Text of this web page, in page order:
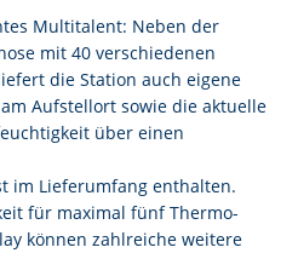
Multitalent: Neben der
mit 40 verschiedenen
die Station auch eigene
Aufstellort sowie die aktuelle
über einen
im Lieferumfang enthalten.
für maximal fünf Thermo-
können zahlreiche weitere